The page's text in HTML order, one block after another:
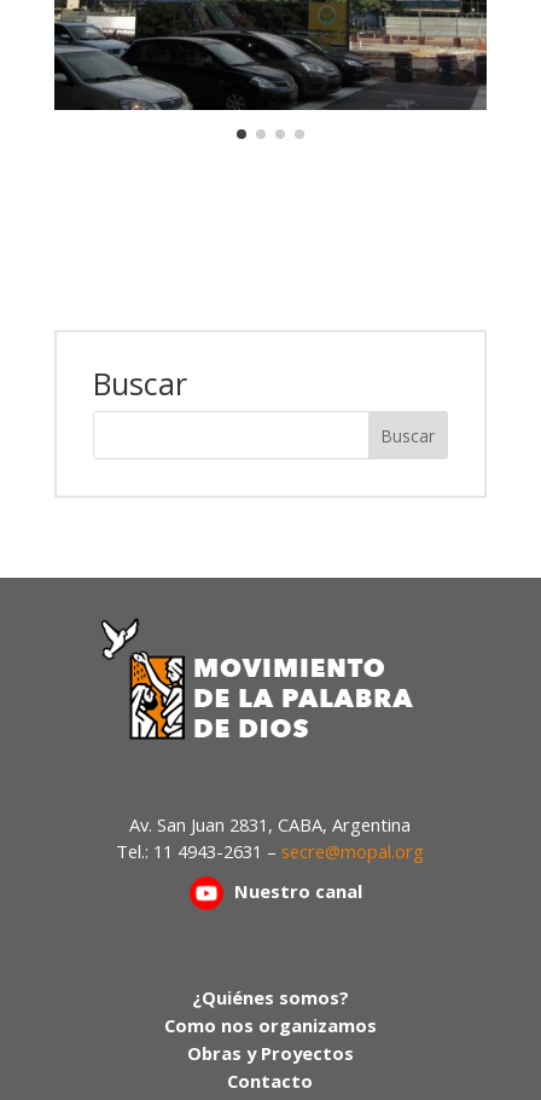
Buscar
Av. San Juan 2831, CABA, Argentina
Tel.: 11 4943-2631 – secre@mopal.org
Nuestro canal
¿Quiénes somos?
Como nos organizamos
Obras y Proyectos
Contacto